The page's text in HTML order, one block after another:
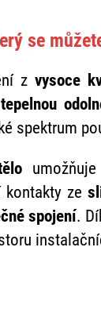
se
z vysoce
spektrum
ze
spojení.